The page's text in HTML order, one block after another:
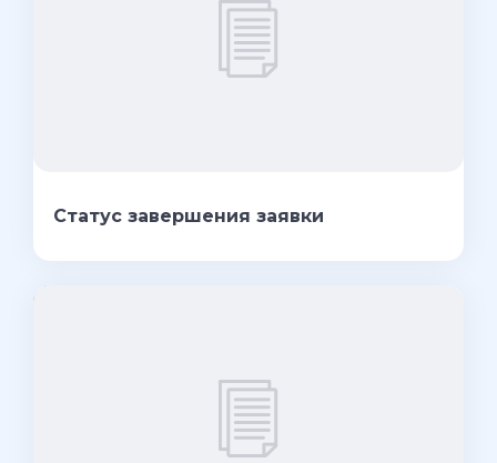
Статус завершения заявки